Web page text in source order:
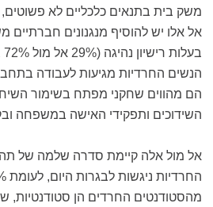
אל אלו יש להוסיף מנגנונים חברתיים
הנשים החרדיות מגיעות לעבודה
הם מהווים שחקני מפתח בשימור השיח
השידוכים ותפקידי האישה במשפחה
אל מול אלה קיימת סדרה שלמה של
מהסטודנטים החרדים הן סטודנטיות,